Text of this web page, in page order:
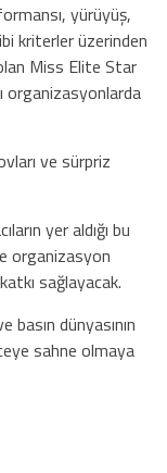
yürüyüş,
kriterler üzerinden
Miss Elite Star
organizasyonlarda
ve sürpriz
yer aldığı bu
organizasyon
sağlayacak.
dünyasının
sahne olmaya